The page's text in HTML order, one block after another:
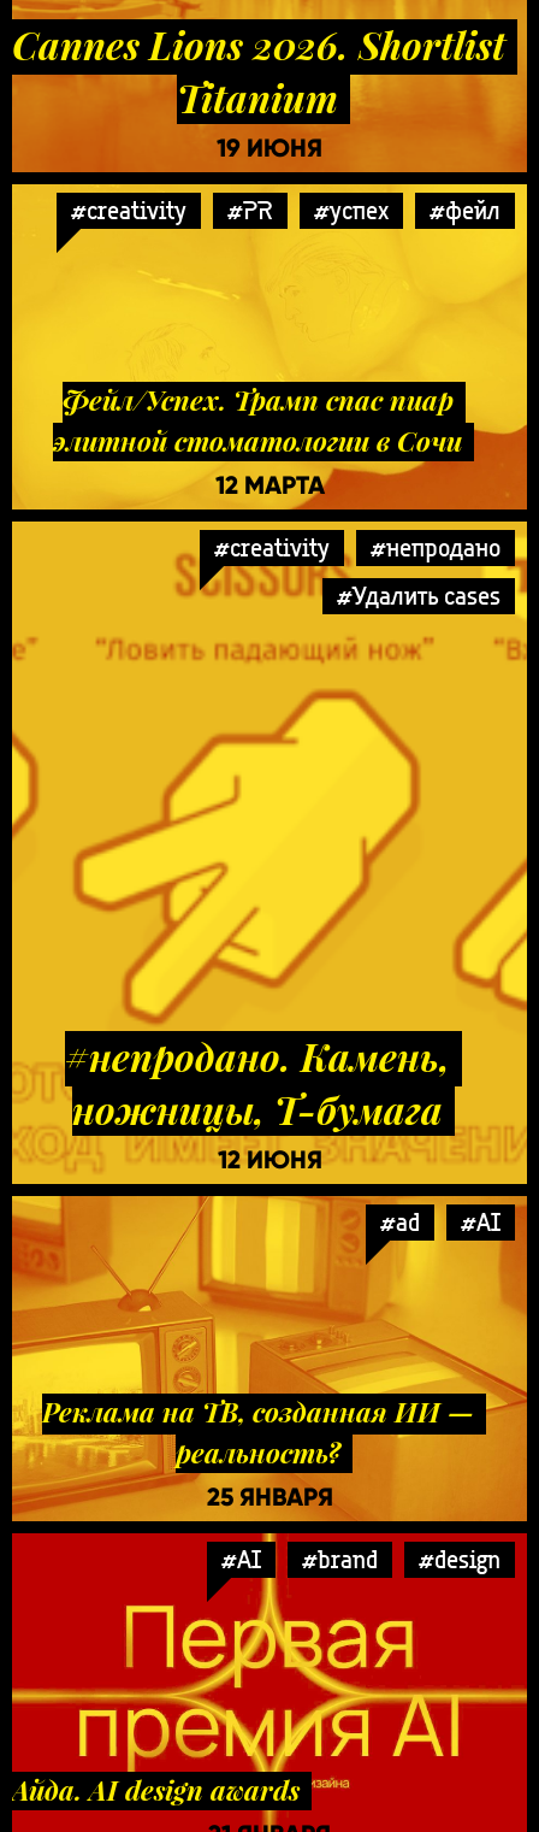
Cannes Lions 2026. Shortlist
Titanium
19 ИЮНЯ
#creativity #PR #успех #фейл
Фейл/Успех. Трамп спас пиар
элитной стоматологии в Сочи
12 МАРТА
#creativity
#непродано
#Удалить cases
#непродано. Камень,
ножницы, Т-бумага
12 ИЮНЯ
#ad #AI
Реклама на ТВ, созданная ИИ —
реальность?
25 ЯНВАРЯ
#AI #brand #design
Айда. AI design awards